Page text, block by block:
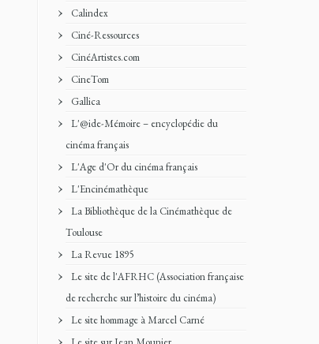
Calindex
Ciné-Ressources
CinéArtistes.com
CineTom
Gallica
L'@ide-Mémoire – encyclopédie du
cinéma français
L'Age d'Or du cinéma français
L'Encinémathèque
La Bibliothèque de la Cinémathèque de
Toulouse
La Revue 1895
Le site de l'AFRHC (Association française
de recherche sur l’histoire du cinéma)
Le site hommage à Marcel Carné